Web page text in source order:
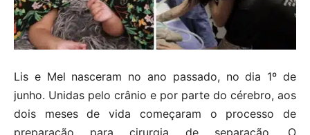
Lis e Mel nasceram no ano passado, no dia 1º de
junho. Unidas pelo crânio e por parte do cérebro, aos
dois meses de vida começaram o processo de
preparação para cirurgia de separação. O